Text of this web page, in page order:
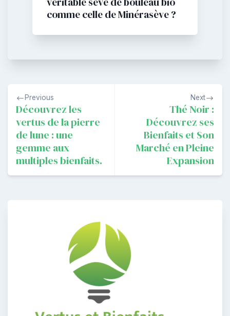
comme celle de Minérasève ?
Navigation
de
l’article
Previous
Découvrez les
vertus de la pierre
de lune : une
gemme aux
multiples bienfaits.
Next
Thé Noir :
Découvrez ses
Bienfaits et Son
Marché en Pleine
Expansion